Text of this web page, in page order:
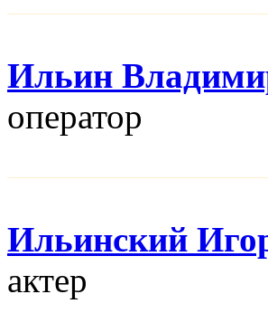
Ильин
оператор
Ильинский
актер